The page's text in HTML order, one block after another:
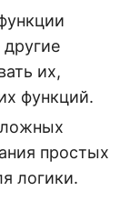
их,
функций.
простых
логики.